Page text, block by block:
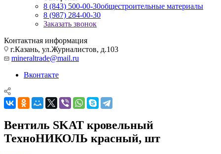
8 (843) 500-00-30общестроительные материалы
8 (987) 284-00-30
Заказать звонок
Контактная информация
г.Казань, ул.Журналистов, д.103
mineraltrade@mail.ru
Вконтакте
Вентиль SKAT кровельный
ТехноНИКОЛЬ красный, шт